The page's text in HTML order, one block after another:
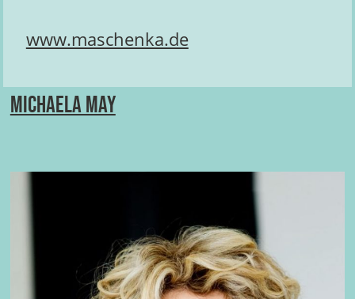
www.maschenka.de
Michaela May